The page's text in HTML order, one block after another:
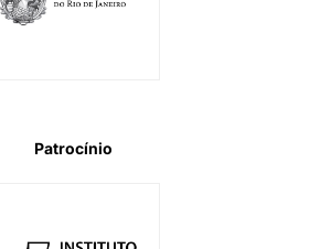
Patrocínio